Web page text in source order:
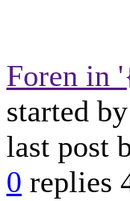
Foren in
started
last post
0 replies